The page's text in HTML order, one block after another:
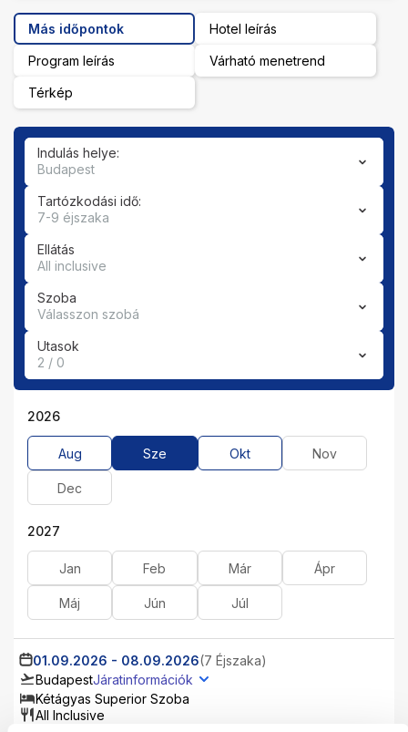
Más időpontok Hotel leírás
Program leírás Várható menetrend
Térkép
Indulás helye:
Budapest
Tartózkodási idő:
7-9 éjszaka
Ellátás
All inclusive
Szoba
Válasszon szobá
Utasok
2 / 0
2026
Aug Sze Okt Nov
Dec
2027
Jan Feb Már Ápr
Máj Jún Júl
01.09.2026 - 08.09.2026(7 Éjszaka)
BudapestJáratinformációk
Kétágyas Superior Szoba
All Inclusive